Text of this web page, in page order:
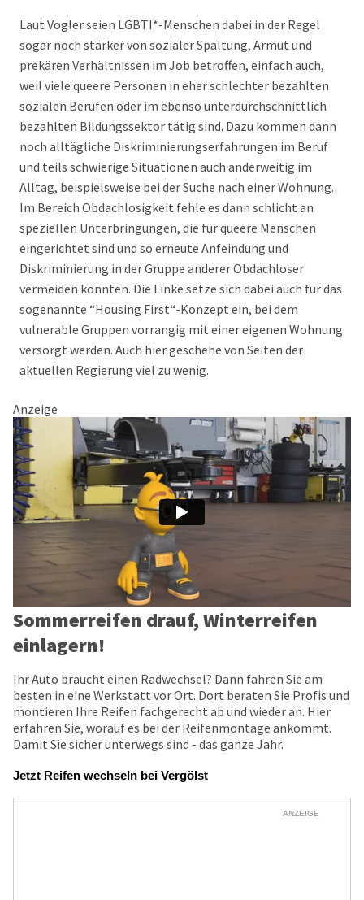
Laut Vogler seien LGBTI*-Menschen dabei in der Regel
sogar noch stärker von sozialer Spaltung, Armut und
prekären Verhältnissen im Job betroffen, einfach auch,
weil viele queere Personen in eher schlechter bezahlten
sozialen Berufen oder im ebenso unterdurchschnittlich
bezahlten Bildungssektor tätig sind. Dazu kommen dann
noch alltägliche Diskriminierungserfahrungen im Beruf
und teils schwierige Situationen auch anderweitig im
Alltag, beispielsweise bei der Suche nach einer Wohnung.
Im Bereich Obdachlosigkeit fehle es dann schlicht an
speziellen Unterbringungen, die für queere Menschen
eingerichtet sind und so erneute Anfeindung und
Diskriminierung in der Gruppe anderer Obdachloser
vermeiden könnten. Die Linke setze sich dabei auch für das
sogenannte “Housing First“-Konzept ein, bei dem
vulnerable Gruppen vorrangig mit einer eigenen Wohnung
versorgt werden. Auch hier geschehe von Seiten der
aktuellen Regierung viel zu wenig.
Anzeige
Sommerreifen drauf, Winterreifen
einlagern!
Ihr Auto braucht einen Radwechsel? Dann fahren Sie am
besten in eine Werkstatt vor Ort. Dort beraten Sie Profis und
montieren Ihre Reifen fachgerecht ab und wieder an. Hier
erfahren Sie, worauf es bei der Reifenmontage ankommt.
Damit Sie sicher unterwegs sind - das ganze Jahr.
Jetzt Reifen wechseln bei Vergölst
ANZEIGE